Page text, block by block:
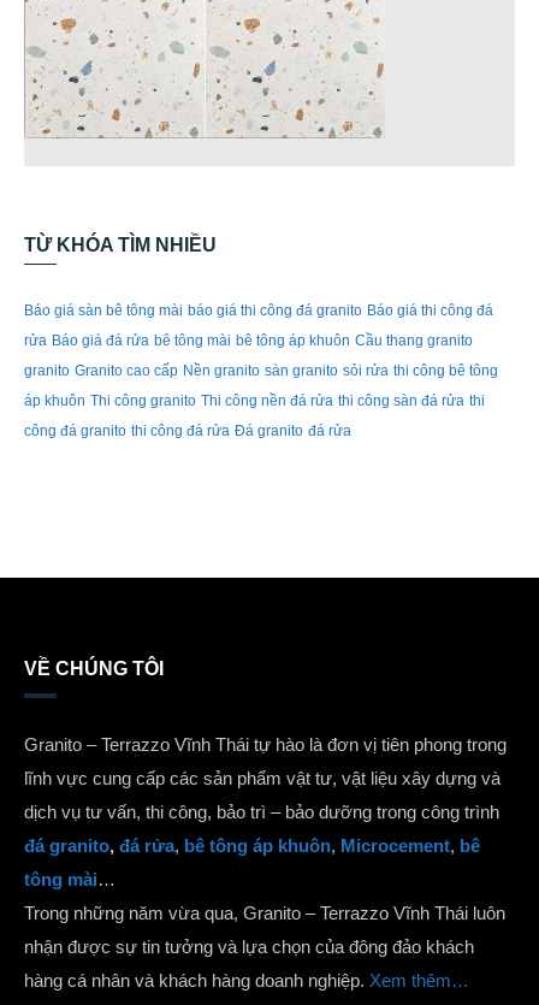
TỪ KHÓA TÌM NHIỀU
Báo giá sàn bê tông mài báo giá thi công đá granito Báo giá thi công đá
rửa Báo giá đá rửa bê tông mài bê tông áp khuôn Cầu thang granito
granito Granito cao cấp Nền granito sàn granito sỏi rửa thi công bê tông
áp khuôn Thi công granito Thi công nền đá rửa thi công sàn đá rửa thi
công đá granito thi công đá rửa Đá granito đá rửa
VỀ CHÚNG TÔI
Granito – Terrazzo Vĩnh Thái tự hào là đơn vị tiên phong trong
lĩnh vực cung cấp các sản phẩm vật tư, vật liệu xây dựng và
dịch vụ tư vấn, thi công, bảo trì – bảo dưỡng trong công trình
đá granito, đá rửa, bê tông áp khuôn, Microcement, bê
tông mài…
Trong những năm vừa qua, Granito – Terrazzo Vĩnh Thái luôn
nhận được sự tin tưởng và lựa chọn của đông đảo khách
hàng cá nhân và khách hàng doanh nghiệp. Xem thêm…